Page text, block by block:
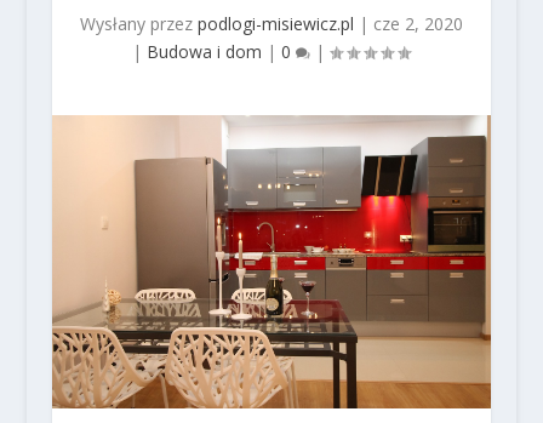
Wysłany przez podlogi-misiewicz.pl | cze 2, 2020
| Budowa i dom |0 |